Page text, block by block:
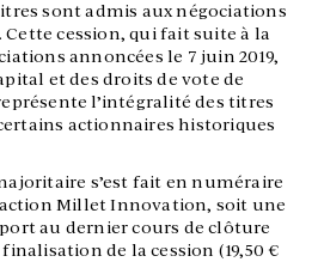
sont admis aux négociations
cession, qui fait suite à la
annoncées le 7 juin 2019,
et des droits de vote de
l’intégralité des titres
actionnaires historiques
s’est fait en numéraire
action Millet Innovation, soit une
au dernier cours de clôture
de la cession (19,50 €